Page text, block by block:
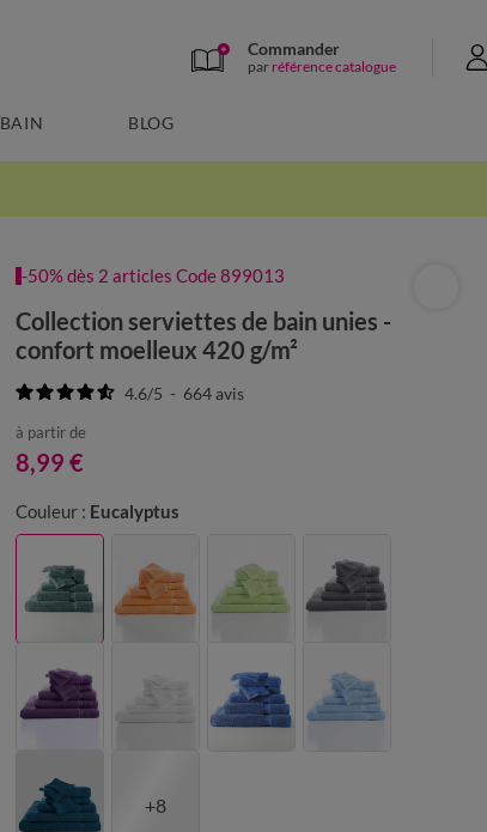
Commander
par référence catalogue
BAIN BLOG
-50% dès 2 articles Code 899013
Collection serviettes de bain unies -
confort moelleux 420 g/m²
4.6/5 - 664avis
à partir de
8,99 €
Couleur : Eucalyptus
+8